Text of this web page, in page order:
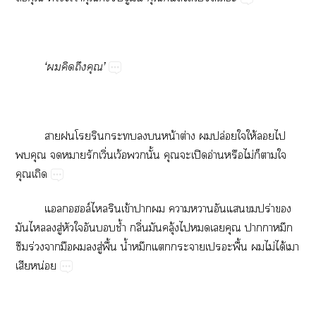
‘​​​​’
​​​​​​​​น้​ต่​​ปล่​​ให้​​​
​​​​ิ่​ว้​ั้​​​ปิ​อ่​​ไม่​​​​
​
ล์​​​ข้​​​​​​​​ปร่​​
​​​ู่​​​​​ช้ำ​ิ่​ุ้​​​​​​​
​ร่​​​​​ู่​ื้​น้ำ​​​​​ื้​​ไม่​ได้​​
​น่